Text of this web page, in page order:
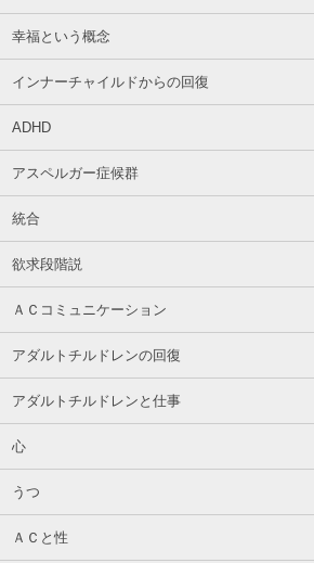
幸福という概念
インナーチャイルドからの回復
ADHD
アスペルガー症候群
統合
欲求段階説
ＡＣコミュニケーション
アダルトチルドレンの回復
アダルトチルドレンと仕事
心
うつ
ＡＣと性